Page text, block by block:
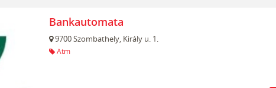
Bankautomata
9700Szombathely, Király u. 1.
Atm